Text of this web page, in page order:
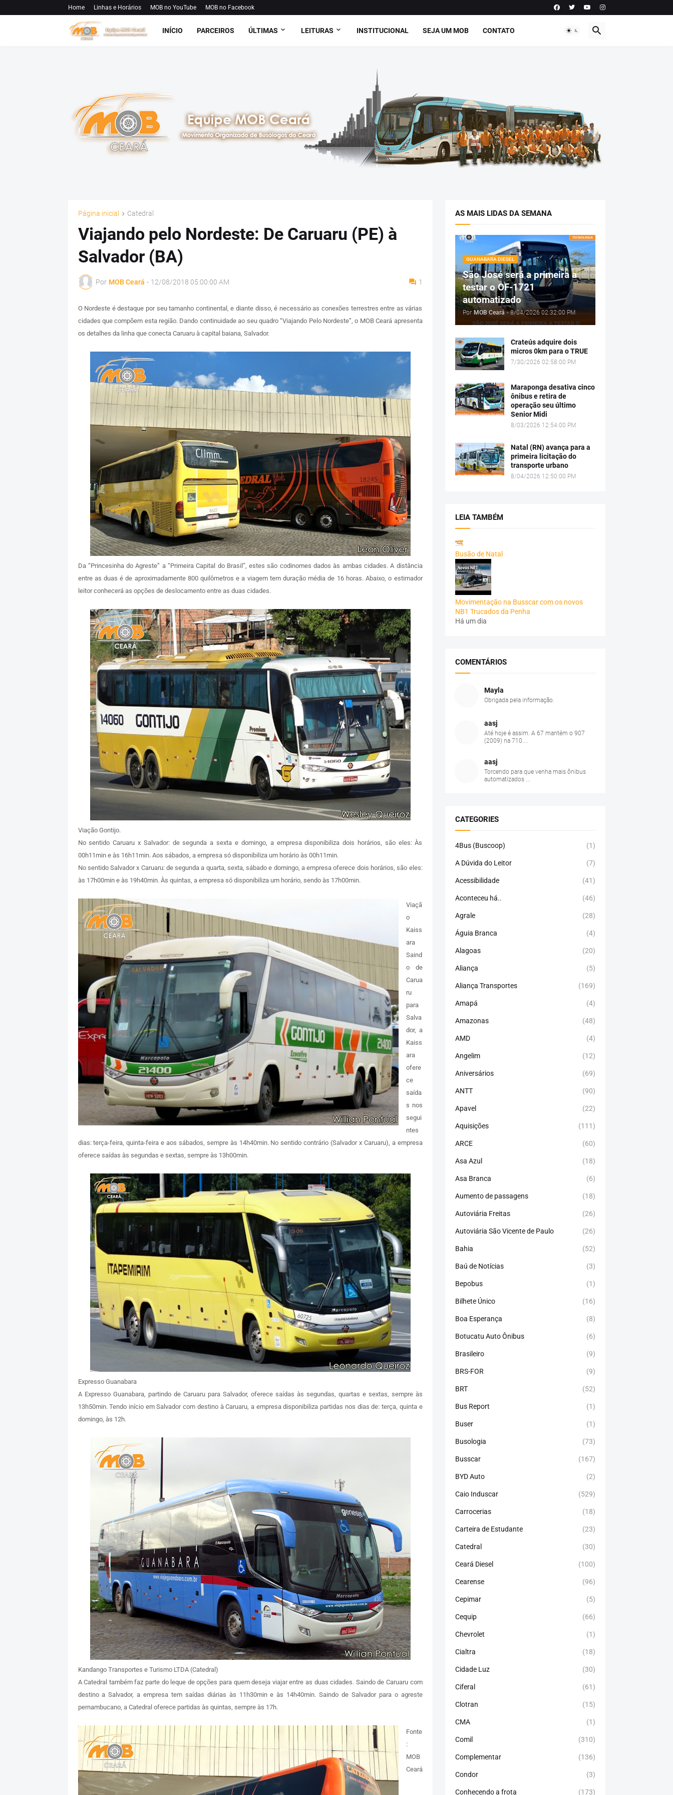
Home Linhas e Horários MOB no YouTube MOB no Facebook
INÍCIO PARCEIROS ÚLTIMAS LEITURAS INSTITUCIONAL SEJA UM MOB CONTATO
Página inicial Catedral
Viajando pelo Nordeste: De Caruaru (PE) à
Salvador (BA)
Por MOB Ceará - 12/08/2018 05:00:00 AM 1
O Nordeste é destaque por seu tamanho continental, e diante disso, é necessário as conexões terrestres entre as várias
cidades que compõem esta região. Dando continuidade ao seu quadro “Viajando Pelo Nordeste”, o MOB Ceará apresenta
os detalhes da linha que conecta Caruaru à capital baiana, Salvador.
Da “Princesinha do Agreste” a “Primeira Capital do Brasil”, estes são codinomes dados às ambas cidades. A distância
entre as duas é de aproximadamente 800 quilômetros e a viagem tem duração média de 16 horas. Abaixo, o estimador
leitor conhecerá as opções de deslocamento entre as duas cidades.
Viação Gontijo.
No sentido Caruaru x Salvador: de segunda a sexta e domingo, a empresa disponibiliza dois horários, são eles: Às
00h11min e às 16h11min. Aos sábados, a empresa só disponibiliza um horário às 00h11min.
No sentido Salvador x Caruaru: de segunda a quarta, sexta, sábado e domingo, a empresa oferece dois horários, são eles:
às 17h00min e às 19h40min. Às quintas, a empresa só disponibiliza um horário, sendo às 17h00min.
Viaçã
o
Kaiss
ara
Saind
o de
Carua
ru
para
Salva
dor, a
Kaiss
ara
ofere
ce
saída
s nos
segui
ntes
dias: terça-feira, quinta-feira e aos sábados, sempre às 14h40min. No sentido contrário (Salvador x Caruaru), a empresa
oferece saídas às segundas e sextas, sempre às 13h00min.
Expresso Guanabara
A Expresso Guanabara, partindo de Caruaru para Salvador, oferece saídas às segundas, quartas e sextas, sempre às
13h50min. Tendo início em Salvador com destino à Caruaru, a empresa disponibiliza partidas nos dias de: terça, quinta e
domingo, às 12h.
Kandango Transportes e Turismo LTDA (Catedral)
A Catedral também faz parte do leque de opções para quem deseja viajar entre as duas cidades. Saindo de Caruaru com
destino a Salvador, a empresa tem saídas diárias às 11h30min e às 14h40min. Saindo de Salvador para o agreste
pernambucano, a Catedral oferece partidas às quintas, sempre às 17h.
Fonte
:
MOB
Ceará
AS MAIS LIDAS DA SEMANA
GUANABARA DIESEL
São José será a primeira a
testar o OF-1721
automatizado
Por MOB Ceará - 8/04/2026 02:32:00 PM
Crateús adquire dois
micros 0km para o TRUE
7/30/2026 02:58:00 PM
Maraponga desativa cinco
ônibus e retira de
operação seu último
Senior Midi
8/03/2026 12:54:00 PM
Natal (RN) avança para a
primeira licitação do
transporte urbano
8/04/2026 12:50:00 PM
LEIA TAMBÉM
Busão de Natal
Movimentação na Busscar com os novos
NB1 Trucados da Penha
Há um dia
COMENTÁRIOS
Mayla
Obrigada pela informação.
aasj
Até hoje é assim. A 67 mantém o 907
(2009) na 710....
aasj
Torcendo para que venha mais ônibus
automatizados ...
CATEGORIES
4Bus (Buscoop) (1)
A Dúvida do Leitor (7)
Acessibilidade (41)
Aconteceu há.. (46)
Agrale (28)
Águia Branca (4)
Alagoas (20)
Aliança (5)
Aliança Transportes (169)
Amapá (4)
Amazonas (48)
AMD (4)
Angelim (12)
Aniversários (69)
ANTT (90)
Apavel (22)
Aquisições (111)
ARCE (60)
Asa Azul (18)
Asa Branca (6)
Aumento de passagens (18)
Autoviária Freitas (26)
Autoviária São Vicente de Paulo (26)
Bahia (52)
Baú de Notícias (3)
Bepobus (1)
Bilhete Único (16)
Boa Esperança (8)
Botucatu Auto Ônibus (6)
Brasileiro (9)
BRS-FOR (9)
BRT (52)
Bus Report (1)
Buser (1)
Busologia (73)
Busscar (167)
BYD Auto (2)
Caio Induscar (529)
Carrocerias (18)
Carteira de Estudante (23)
Catedral (30)
Ceará Diesel (100)
Cearense (96)
Cepimar (5)
Cequip (66)
Chevrolet (1)
Cialtra (18)
Cidade Luz (30)
Ciferal (61)
Clotran (15)
CMA (1)
Comil (310)
Complementar (136)
Condor (3)
Conhecendo a frota (173)